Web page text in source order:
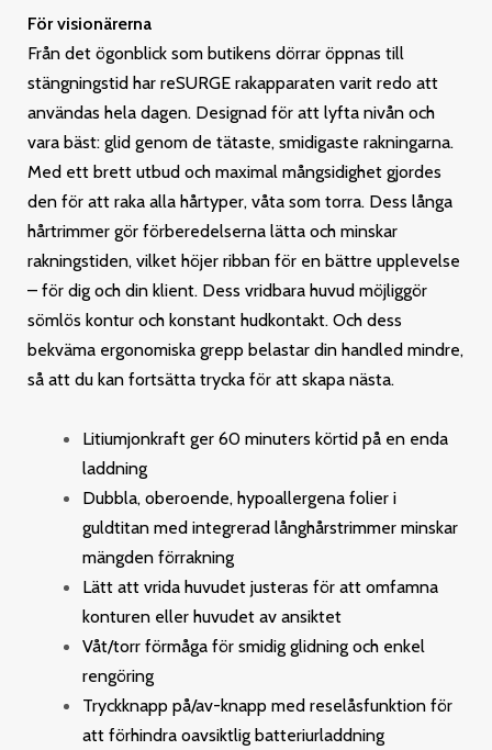
För visionärerna
Från det ögonblick som butikens dörrar öppnas till
stängningstid har reSURGE rakapparaten varit redo att
användas hela dagen. Designad för att lyfta nivån och
vara bäst: glid genom de tätaste, smidigaste rakningarna.
Med ett brett utbud och maximal mångsidighet gjordes
den för att raka alla hårtyper, våta som torra. Dess långa
hårtrimmer gör förberedelserna lätta och minskar
rakningstiden, vilket höjer ribban för en bättre upplevelse
– för dig och din klient. Dess vridbara huvud möjliggör
sömlös kontur och konstant hudkontakt. Och dess
bekväma ergonomiska grepp belastar din handled mindre,
så att du kan fortsätta trycka för att skapa nästa.
Litiumjonkraft ger 60 minuters körtid på en enda
laddning
Dubbla, oberoende, hypoallergena folier i
guldtitan med integrerad långhårstrimmer minskar
mängden förrakning
Lätt att vrida huvudet justeras för att omfamna
konturen eller huvudet av ansiktet
Våt/torr förmåga för smidig glidning och enkel
rengöring
Tryckknapp på/av-knapp med reselåsfunktion för
att förhindra oavsiktlig batteriurladdning